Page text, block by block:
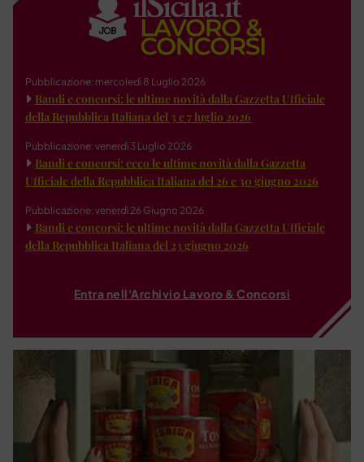
Pubblicazione: mercoledì 8 Luglio 2026
Bandi e concorsi: le ultime novità dalla Gazzetta Ufficiale
della Repubblica Italiana del 3 e 7 luglio 2026
Pubblicazione: venerdì 3 Luglio 2026
Bandi e concorsi: ecco le ultime novità dalla Gazzetta
Ufficiale della Repubblica Italiana del 26 e 30 giugno 2026
Pubblicazione: venerdì 26 Giugno 2026
Bandi e concorsi: le ultime novità dalla Gazzetta Ufficiale
della Repubblica Italiana del 23 giugno 2026
Entra nell'Archivio Lavoro & Concorsi